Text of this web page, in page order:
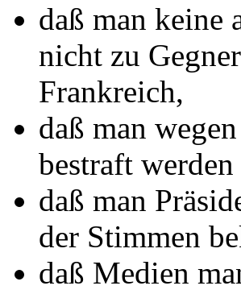
daß man keine
nicht zu
Frankreich,
daß man
bestraft
daß man
der Stimmen
daß Medien